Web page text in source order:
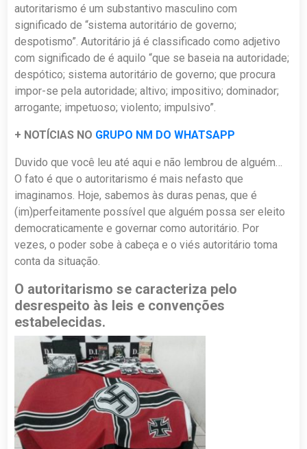
autoritarismo é um substantivo masculino com
significado de “sistema autoritário de governo;
despotismo”. Autoritário já é classificado como adjetivo
com significado de é aquilo “que se baseia na autoridade;
despótico; sistema autoritário de governo; que procura
impor-se pela autoridade; altivo; impositivo; dominador;
arrogante; impetuoso; violento; impulsivo”.
+ NOTÍCIAS NO GRUPO NM DO WHATSAPP
Duvido que você leu até aqui e não lembrou de alguém…
O fato é que o autoritarismo é mais nefasto que
imaginamos. Hoje, sabemos às duras penas, que é
(im)perfeitamente possível que alguém possa ser eleito
democraticamente e governar como autoritário. Por
vezes, o poder sobe à cabeça e o viés autoritário toma
conta da situação.
O autoritarismo se caracteriza pelo
desrespeito às leis e convenções
estabelecidas.